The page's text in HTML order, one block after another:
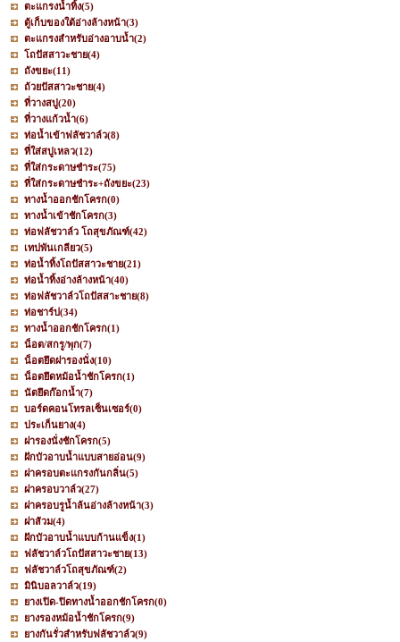
ตะแกรงน้ำทิ้ง(5)
ตู้เก็บของใต้อ่างล้างหน้า(3)
ตะแกรงสำหรับอ่างอาบน้ำ(2)
โถปัสสาวะชาย(4)
ถังขยะ(11)
ถ้วยปัสสาวะชาย(4)
ที่วางสบู่(20)
ที่วางแก้วน้ำ(6)
ท่อน้ำเข้าฟลัชวาล์ว(8)
ที่ใส่สบู่เหลว(12)
ที่ใส่กระดาษชำระ(75)
ที่ใส่กระดาษชำระ+ถังขยะ(23)
ทางน้ำออกชักโครก(0)
ทางน้ำเข้าชักโครก(3)
ท่อฟลัชวาล์ว โถสุขภัณฑ์(42)
เทปพันเกลียว(5)
ท่อน้ำทิ้งโถปัสสาวะชาย(21)
ท่อน้ำทิ้งอ่างล้างหน้า(40)
ท่อฟลัชวาล์วโถปัสสาะชาย(8)
ท่อชาร์ป(34)
ทางน้ำออกชักโครก(1)
น็อต/สกรู/พุก(7)
น็อตยึดฝารองนั่ง(10)
น็อตยึดหม้อน้ำชักโครก(1)
นัตยึดก๊อกน้ำ(7)
บอร์ดคอนโทรลเซ็นเซอร์(0)
ประเก็นยาง(4)
ฝารองนั่งชักโครก(5)
ฝักบัวอาบน้ำแบบสายอ่อน(9)
ฝาครอบตะแกรงกันกลิ่น(5)
ฝาครอบวาล์ว(27)
ฝาครอบรูน้ำล้นอ่างล้างหน้า(3)
ฝาส้วม(4)
ฝักบัวอาบน้ำแบบก้านแข็ง(1)
ฟลัชวาล์วโถปัสสาวะชาย(13)
ฟลัชวาล์วโถสุขภัณฑ์(2)
มินิบอลวาล์ว(19)
ยางเปิด-ปิดทางน้ำออกชักโครก(0)
ยางรองหม้อน้ำชักโครก(9)
ยางกันรั่วสำหรับฟลัชวาล์ว(9)